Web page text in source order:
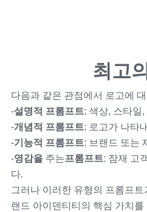
최고
다음과 같은 관점에서 로고에
-설명적 프롬프트: 색상, 스타일
-개념적 프롬프트: 로고가 나타
-기능적 프롬프트: 브랜드 또는
-영감을 주는프롬프트: 잠재 고
다.
그러나 이러한 유형의 프롬프
랜드 아이덴티티의 핵심 가치